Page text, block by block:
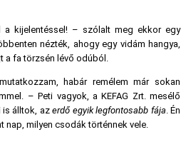
a kijelentéssel! – szólalt meg ekkor egy
nézték, ahogy egy vidám hangya,
a fa törzsén lévő odúból.
habár remélem már sokan
– Peti vagyok, a KEFAG Zrt. mesélő
is álltok, azerdő egyik legfontosabb fája. Én
nap, milyen csodák történnek vele.